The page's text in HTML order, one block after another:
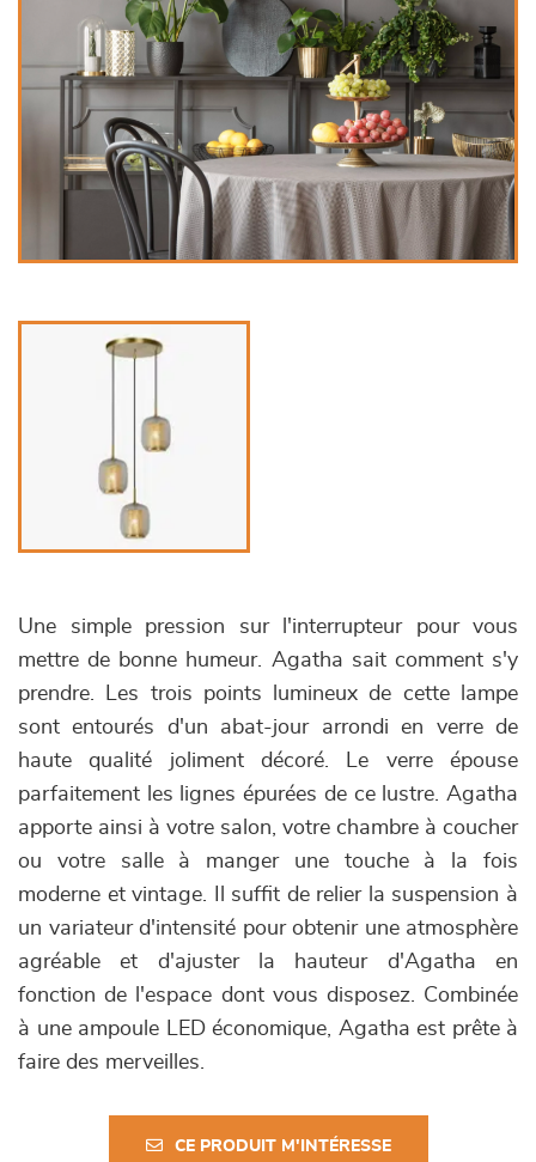
Une simple pression sur l'interrupteur pour vous
mettre de bonne humeur. Agatha sait comment s'y
prendre. Les trois points lumineux de cette lampe
sont entourés d'un abat-jour arrondi en verre de
haute qualité joliment décoré. Le verre épouse
parfaitement les lignes épurées de ce lustre. Agatha
apporte ainsi à votre salon, votre chambre à coucher
ou votre salle à manger une touche à la fois
moderne et vintage. Il suffit de relier la suspension à
un variateur d'intensité pour obtenir une atmosphère
agréable et d'ajuster la hauteur d'Agatha en
fonction de l'espace dont vous disposez. Combinée
à une ampoule LED économique, Agatha est prête à
faire des merveilles.
CE PRODUIT M'INTÉRESSE